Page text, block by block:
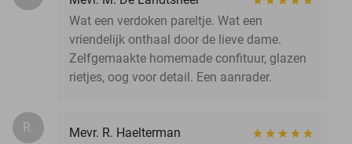
Wat een verdoken pareltje. Wat een
vriendelijk onthaal door de lieve dame.
Zelfgemaakte homemade confituur, glazen
rietjes, oog voor detail. Een aanrader.
R.
Mevr. R. Haelterman